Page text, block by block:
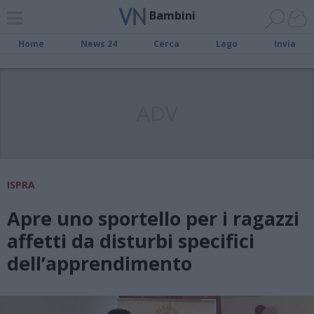
Bambini
Home News 24 Cerca Lago Invia
ISPRA
Apre uno sportello per i ragazzi
affetti da disturbi specifici
dell’apprendimento